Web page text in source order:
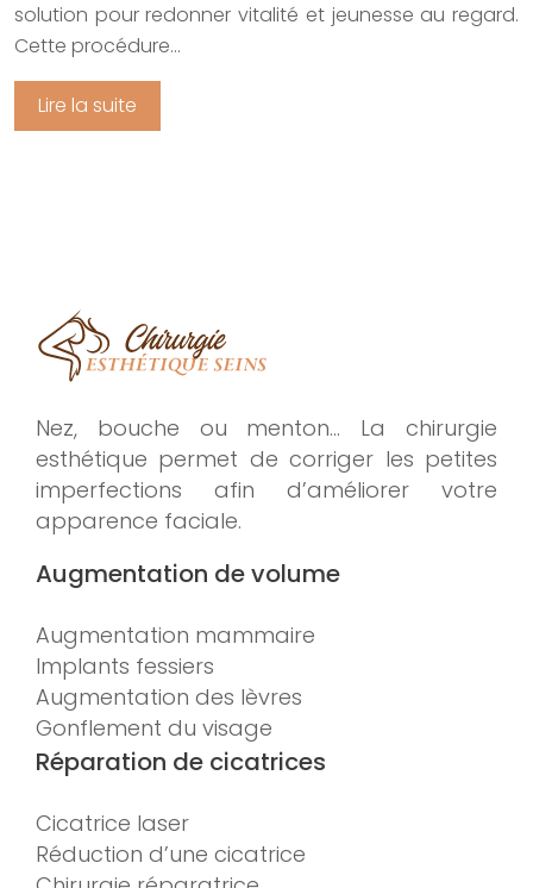
solution pour redonner vitalité et jeunesse au regard.
Cette procédure…
Lire la suite
Nez, bouche ou menton… La chirurgie
esthétique permet de corriger les petites
imperfections afin d’améliorer votre
apparence faciale.
Augmentation de volume
Augmentation mammaire
Implants fessiers
Augmentation des lèvres
Gonflement du visage
Réparation de cicatrices
Cicatrice laser
Réduction d’une cicatrice